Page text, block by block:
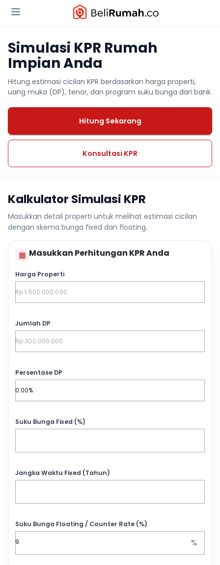
Simulasi KPR Rumah
Impian Anda
Hitung estimasi cicilan KPR berdasarkan harga properti,
uang muka (DP), tenor, dan program suku bunga dari bank.
Hitung Sekarang
Konsultasi KPR
Kalkulator Simulasi KPR
Masukkan detail properti untuk melihat estimasi cicilan
dengan skema bunga fixed dan floating.
▦ Masukkan Perhitungan KPR Anda
Harga Properti
Jumlah DP
Persentase DP
Suku Bunga Fixed (%)
Jangka Waktu Fixed (Tahun)
Suku Bunga Floating / Counter Rate (%)
%